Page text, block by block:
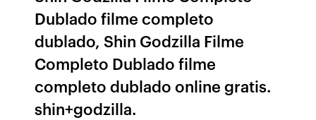
Dublado filme completo
dublado, Shin Godzilla Filme
Completo Dublado filme
completo dublado online gratis.
shin+godzilla.